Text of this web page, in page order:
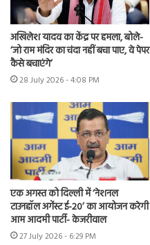
अखिलेश यादव का केंद्र पर हमला, बोले-
‘जो राम मंदिर का चंदा नहीं बचा पाए, वे पेपर
कैसे बचाएंगे’
28 July 2026 - 4:08 PM
एक अगस्त को दिल्ली में ‘नेशनल
टाउनहॉल अगेंस्ट ई-20’ का आयोजन करेगी
आम आदमी पार्टी- केजरीवाल
27 July 2026 - 6:29 PM